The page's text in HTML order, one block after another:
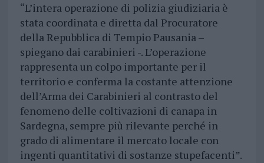
“L’intera operazione di polizia giudiziaria è
stata coordinata e diretta dal Procuratore
della Repubblica di Tempio Pausania –
spiegano dai carabinieri -. L’operazione
rappresenta un colpo importante per il
territorio e conferma la costante attenzione
dell’Arma dei Carabinieri al contrasto del
fenomeno delle coltivazioni di canapa in
Sardegna, sempre più rilevante perché in
grado di alimentare il mercato locale con
ingenti quantitativi di sostanze stupefacenti”.